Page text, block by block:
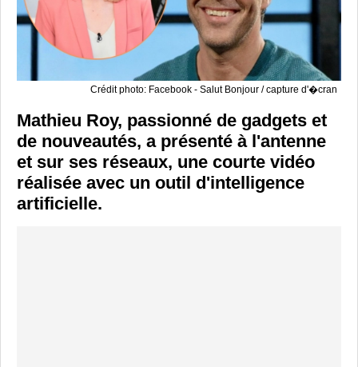
Crédit photo: Facebook - Salut Bonjour / capture d'�cran
Mathieu Roy, passionné de gadgets et
de nouveautés, a présenté à l'antenne
et sur ses réseaux, une courte vidéo
réalisée avec un outil d'intelligence
artificielle.